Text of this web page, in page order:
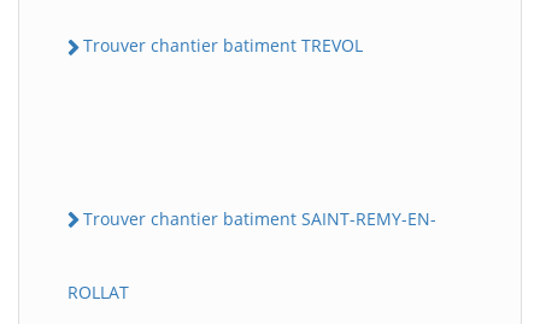
Trouver chantier batiment TREVOL
Trouver chantier batiment SAINT-REMY-EN-
ROLLAT